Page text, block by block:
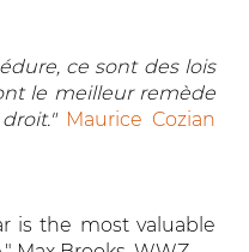
ce sont des lois
le meilleur remède
Maurice Cozian
is the most valuable